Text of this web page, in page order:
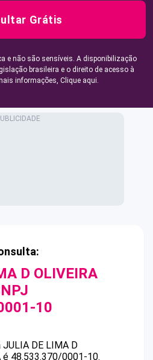
Grátis
e não são sensíveis. A disponibilização
brasileira e o direito de acesso à
informações, Clique aqui.
D OLIVEIRA
10
JULIA DE LIMA D
é 48.533.370/0001-10.